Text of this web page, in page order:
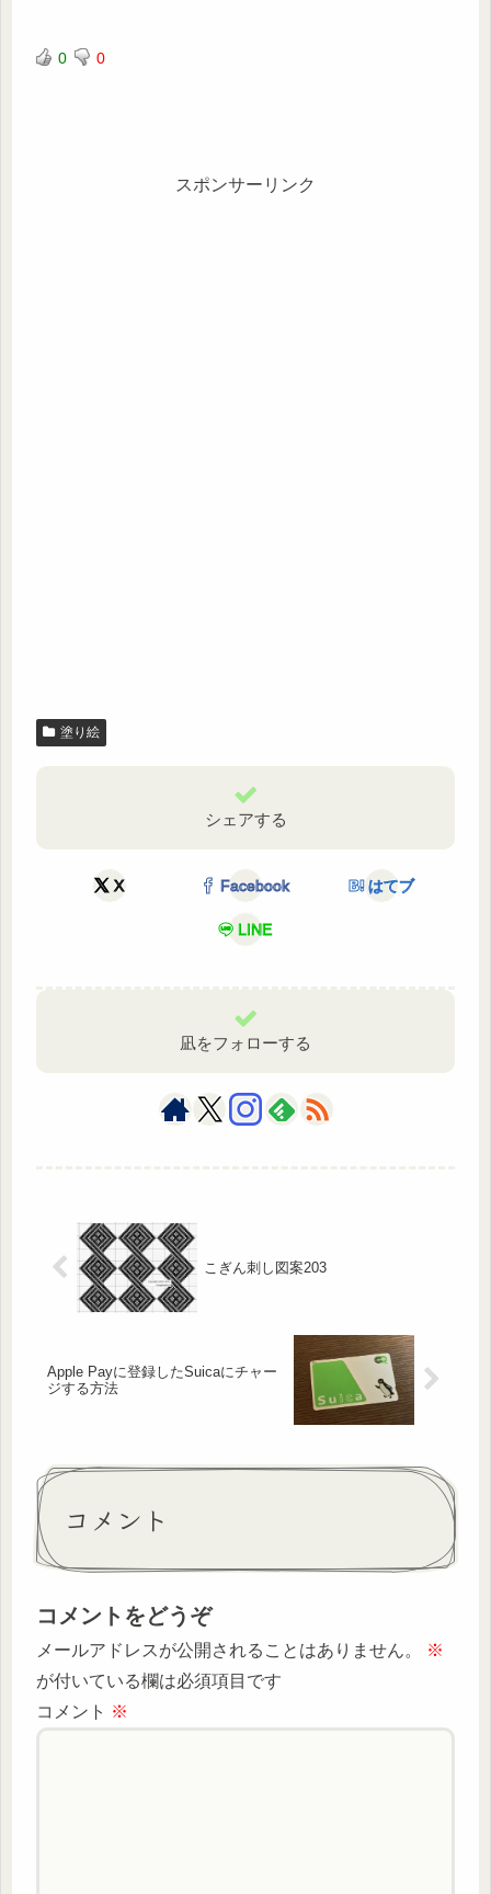
0 0
スポンサーリンク
塗り絵
シェアする
X Facebook はてブ
LINE
凪をフォローする
こぎん刺し図案203
Apple Payに登録したSuicaにチャー
ジする方法
コメント
コメントをどうぞ
メールアドレスが公開されることはありません。
※
が付いている欄は必須項目です
コメント ※